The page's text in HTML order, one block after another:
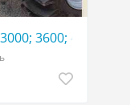
3600; 4000;